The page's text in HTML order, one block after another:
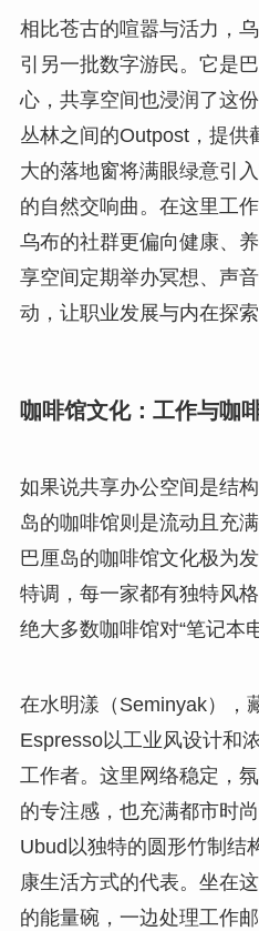
相比苍古的喧嚣与活力，
引另一批数字游民。它是
心，共享空间也浸润了这
丛林之间的Outpost，提供
大的落地窗将满眼绿意引
的自然交响曲。在这里工
乌布的社群更偏向健康、
享空间定期举办冥想、声
动，让职业发展与内在探索
咖啡馆文化：工作与咖
如果说共享办公空间是结
岛的咖啡馆则是流动且充
巴厘岛的咖啡馆文化极为
特调，每一家都有独特风
绝大多数咖啡馆对“笔记本
在水明漾（Seminyak），
Espresso以工业风设计和
工作者。这里网络稳定，
的专注感，也充满都市时
Ubud以独特的圆形竹制结
康生活方式的代表。坐在
的能量碗，一边处理工作